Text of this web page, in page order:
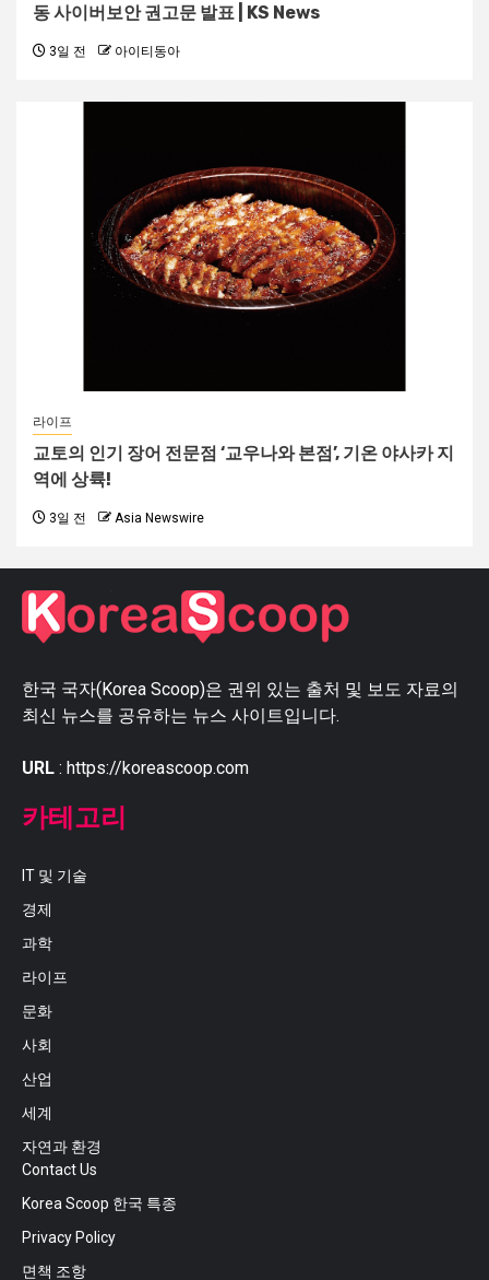
동 사이버보안 권고문 발표 | KS News
3일 전 아이티동아
라이프
교토의 인기 장어 전문점 ‘교우나와 본점’, 기온 야사카 지
역에 상륙!
3일 전 Asia Newswire
한국 국자(Korea Scoop)은 권위 있는 출처 및 보도 자료의
최신 뉴스를 공유하는 뉴스 사이트입니다.
URL : https://koreascoop.com
카테고리
IT 및 기술
경제
과학
라이프
문화
사회
산업
세계
자연과 환경
Contact Us
Korea Scoop 한국 특종
Privacy Policy
면책 조항